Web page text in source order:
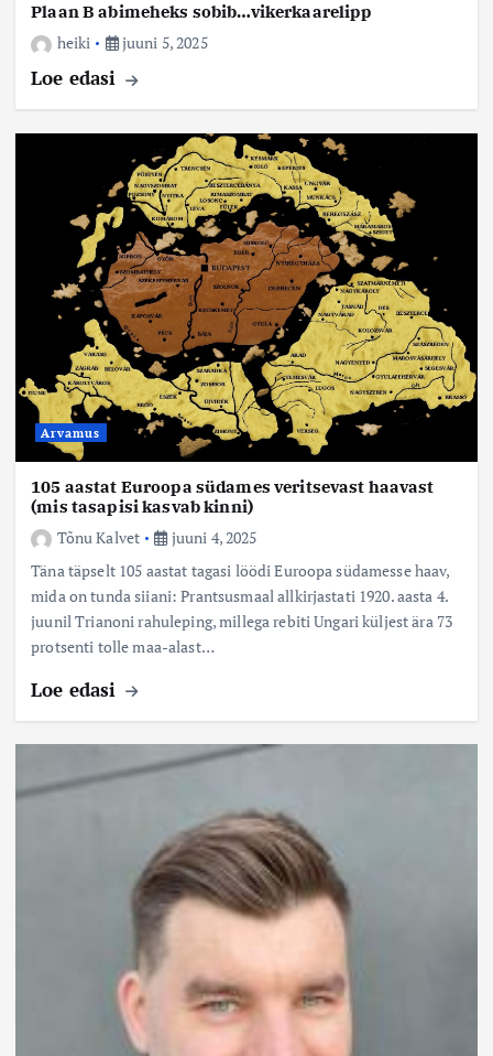
Plaan B abimeheks sobib…vikerkaarelipp
heiki
juuni 5, 2025
Loe edasi
Arvamus
105 aastat Euroopa südames veritsevast haavast
(mis tasapisi kasvab kinni)
Tõnu Kalvet
juuni 4, 2025
Täna täpselt 105 aastat tagasi löödi Euroopa südamesse haav,
mida on tunda siiani: Prantsusmaal allkirjastati 1920. aasta 4.
juunil Trianoni rahuleping, millega rebiti Ungari küljest ära 73
protsenti tolle maa-alast…
Loe edasi